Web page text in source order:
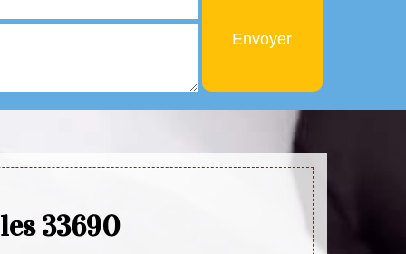
33690